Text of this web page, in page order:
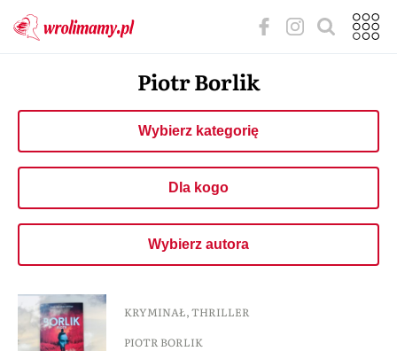
Piotr Borlik
Wybierz kategorię
Dla kogo
Wybierz autora
KRYMINAŁ,THRILLER
PIOTR BORLIK